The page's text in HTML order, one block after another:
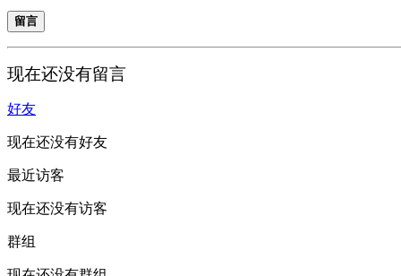
留言
现在还没有留言
好友
现在还没有好友
最近访客
现在还没有访客
群组